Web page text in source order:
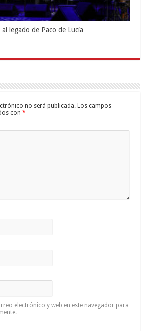
legado de Paco de Lucía
no será publicada. Los campos
con*
electrónico y web en este navegador para